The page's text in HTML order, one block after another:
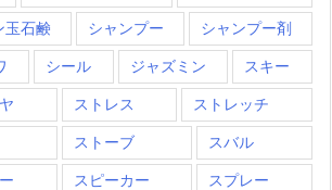
玉石鹸 シャンプー シャンプー剤
シール ジャズミン スキー
ストレス ストレッチ
ストーブ スバル
スピーカー スプレー